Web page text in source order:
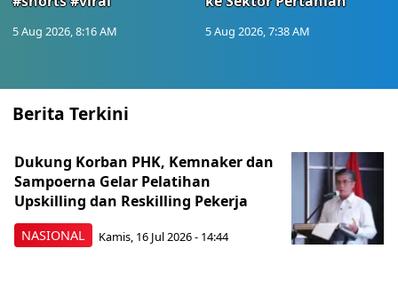
5 Aug 2026, 8:16 AM 5 Aug 2026, 7:38 AM
Berita Terkini
NASIONAL
Dukung Korban PHK, Kemnaker dan
Sampoerna Gelar Pelatihan
Upskilling dan Reskilling Pekerja
Kamis, 16 Jul 2026 - 14:44